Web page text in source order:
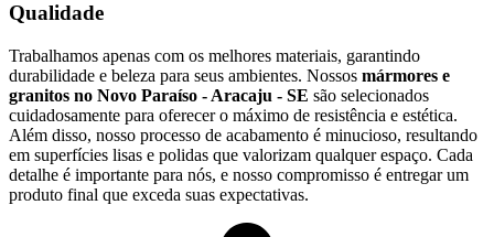
Qualidade
Trabalhamos apenas com os melhores materiais, garantindo
durabilidade e beleza para seus ambientes. Nossos mármores e
granitos no Novo Paraíso - Aracaju - SE são selecionados
cuidadosamente para oferecer o máximo de resistência e estética.
Além disso, nosso processo de acabamento é minucioso, resultando
em superfícies lisas e polidas que valorizam qualquer espaço. Cada
detalhe é importante para nós, e nosso compromisso é entregar um
produto final que exceda suas expectativas.